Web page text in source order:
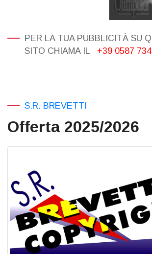
PER LA TUA PUBBLICITÀ SU
SITO CHIAMA IL
+39 0587
S.R. BREVETTI
Offerta 2025/2026